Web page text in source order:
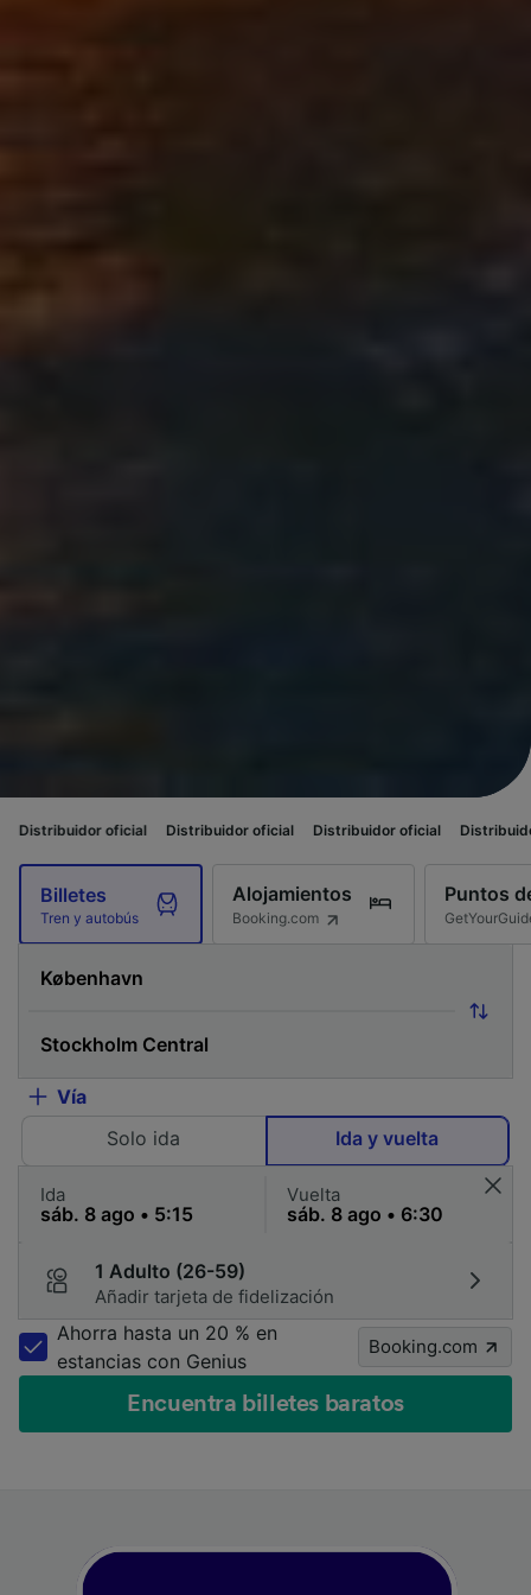
Distribuidor oficial Distribuidor oficial Distribuidor oficial
Billetes
Tren y autobús
Alojamientos
Booking.com
Puntos
Vía
Solo ida
Ida y vuelta
Ida Vuelta
1 Adulto (26-59)
Añadir tarjeta de fidelización
Ahorra hasta un 20 % en
estancias con Genius
Booking.com
Encuentra billetes baratos